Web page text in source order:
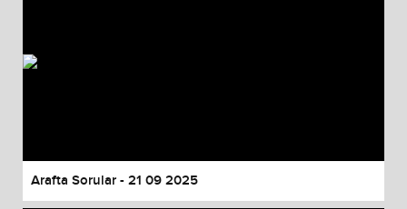
Arafta Sorular - 21 09 2025